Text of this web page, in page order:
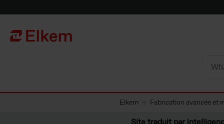
Vers la page d'accueil
Elkem Fabrication avancée et